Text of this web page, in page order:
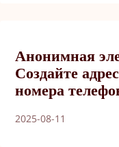
Анонимная
Создайте
номера
2025-08-11